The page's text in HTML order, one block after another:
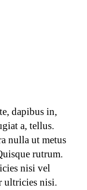
dapibus in,
a, tellus.
nulla ut metus
rutrum.
nisi vel
ultricies nisi.